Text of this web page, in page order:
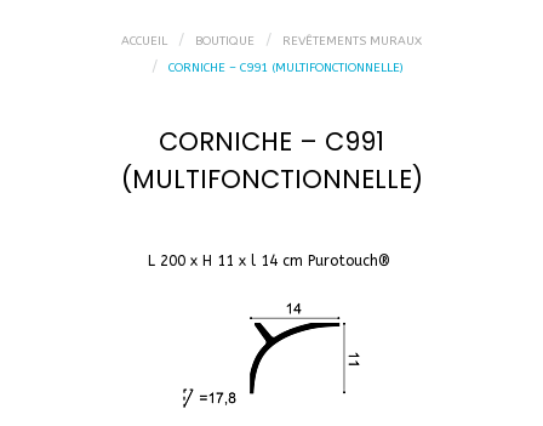
ACCUEIL BOUTIQUE
REVÊTEMENTS MURAUX
CORNICHE – C991 (MULTIFONCTIONNELLE)
CORNICHE – C991
(MULTIFONCTIONNELLE)
L 200 x H 11 x l 14 cm Purotouch® ‎